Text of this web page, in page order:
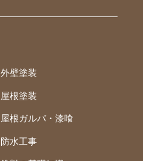
外壁塗装
屋根塗装
屋根ガルバ・漆喰
防水工事